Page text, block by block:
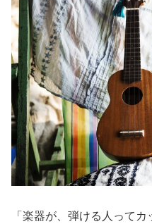
「楽器が、弾ける人って